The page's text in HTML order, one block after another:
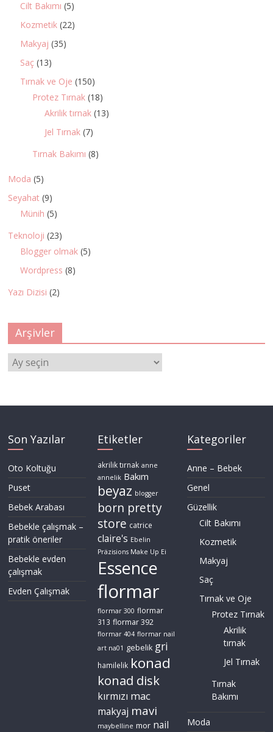
Cilt Bakımı (5)
Kozmetik (22)
Makyaj (35)
Saç (13)
Tırnak ve Oje (150)
Protez Tırnak (18)
Akrilik tırnak (13)
Jel Tırnak (7)
Tırnak Bakımı (8)
Moda (5)
Seyahat (9)
Münih (5)
Teknoloji (23)
Blogger olmak (5)
Wordpress (8)
Yazı Dizisi (2)
Arşivler
Arşivler
Son Yazılar
Oto Koltuğu
Puset
Bebek Arabası
Bebekle çalışmak –
pratik öneriler
Bebekle evden
çalışmak
Evden Çalışmak
Etiketler
akrilik tırnak anne
annelik Bakım
beyaz blogger
born pretty
store catrice
claire's Ebelin
Präzisions Make Up Ei
Essence
flormar
flormar 300 flormar
313 flormar 392
flormar 404 flormar nail
art na01 gebelik gri
hamilelik konad
konad disk
kırmızı mac
makyaj mavi
maybelline mor nail
Kategoriler
Anne – Bebek
Genel
Güzellik
Cilt Bakımı
Kozmetik
Makyaj
Saç
Tırnak ve Oje
Protez Tırnak
Akrilik
tırnak
Jel Tırnak
Tırnak
Bakımı
Moda